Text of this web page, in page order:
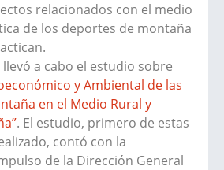
relacionados con el medio
de los deportes de montaña
a cabo el estudio sobre
y Ambiental de las
en el Medio Rural y
. El estudio, primero de estas
contó con la
de la Dirección General